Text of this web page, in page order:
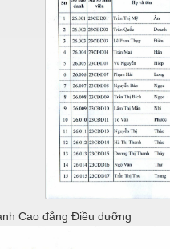
Cao đẳng Điều dưỡng